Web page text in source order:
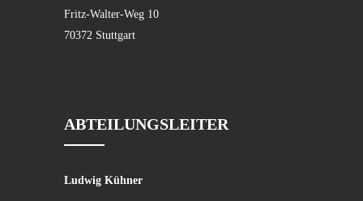
Fritz-Walter-Weg 10
70372 Stuttgart
ABTEILUNGSLEITER
Ludwig Kühner